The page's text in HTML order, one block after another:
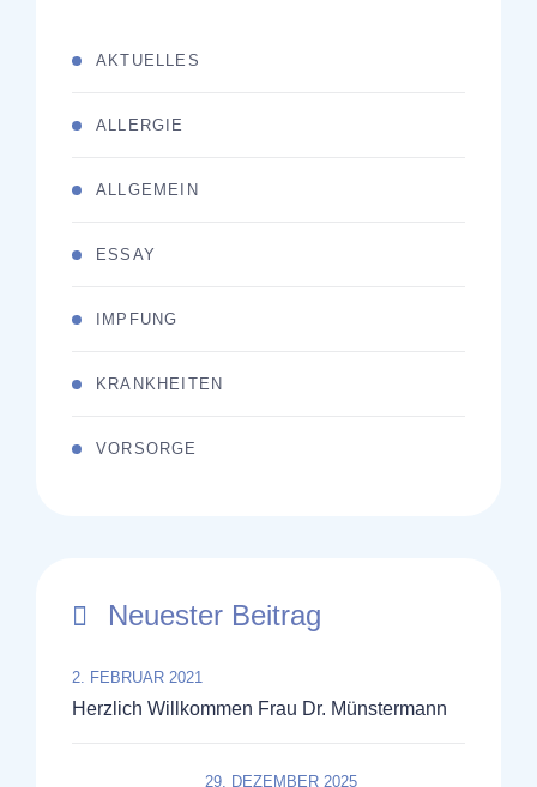
AKTUELLES
ALLERGIE
ALLGEMEIN
ESSAY
IMPFUNG
KRANKHEITEN
VORSORGE
Neuester Beitrag
Herzlich Willkommen Frau Dr. Münstermann
2. FEBRUAR 2021
29. DEZEMBER 2025